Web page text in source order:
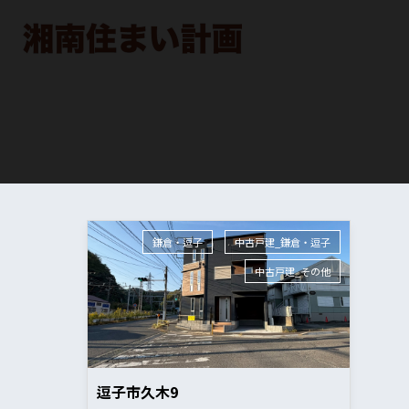
逗子市久木9
鎌倉・逗子
中古戸建_鎌倉・逗子
中古戸建_その他